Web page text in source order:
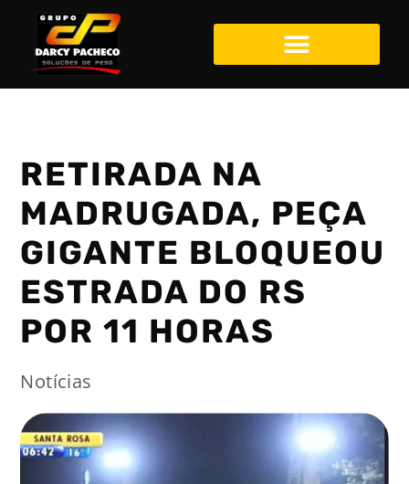
RETIRADA NA
MADRUGADA, PEÇA
GIGANTE BLOQUEOU
ESTRADA DO RS
POR 11 HORAS
Notícias